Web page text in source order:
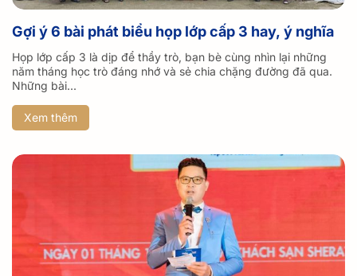
Gợi ý 6 bài phát biểu họp lớp cấp 3 hay, ý nghĩa
Họp lớp cấp 3 là dịp để thầy trò, bạn bè cùng nhìn lại những
năm tháng học trò đáng nhớ và sẻ chia chặng đường đã qua.
Những bài...
Xem thêm